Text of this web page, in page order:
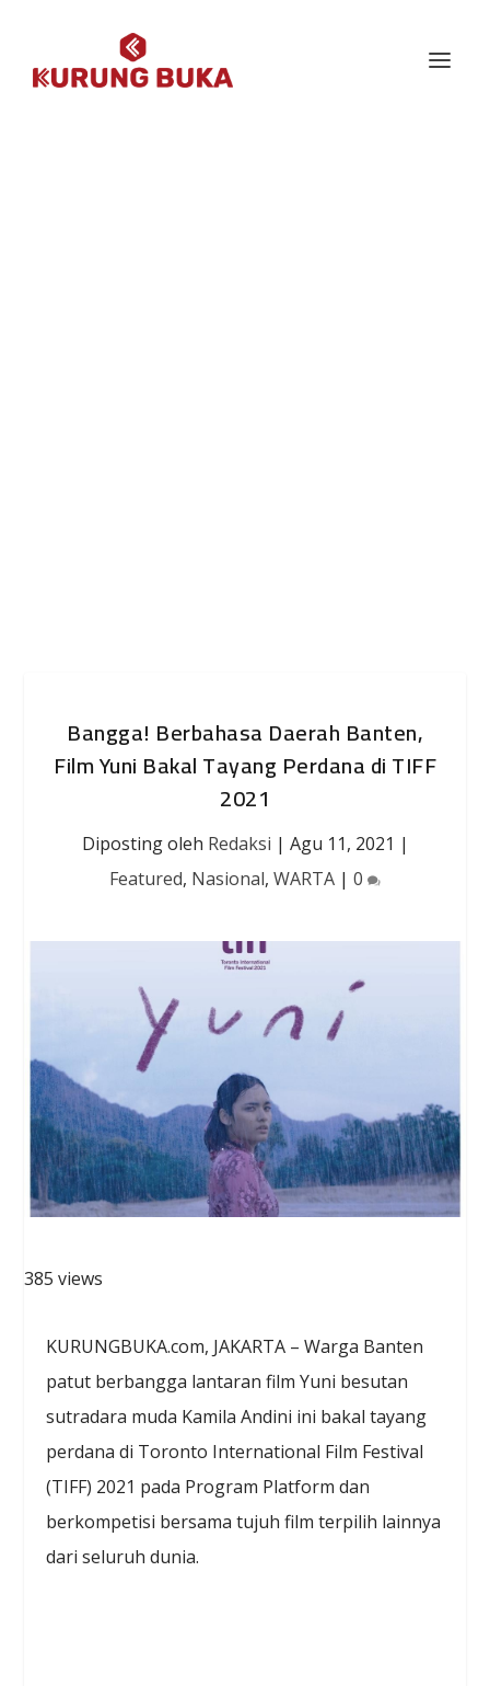
Bangga! Berbahasa Daerah Banten,
Film Yuni Bakal Tayang Perdana di TIFF
2021
Diposting oleh Redaksi | Agu 11, 2021 |
Featured, Nasional, WARTA | 0
385 views
KURUNGBUKA.com, JAKARTA – Warga Banten
patut berbangga lantaran film Yuni besutan
sutradara muda Kamila Andini ini bakal tayang
perdana di Toronto International Film Festival
(TIFF) 2021 pada Program Platform dan
berkompetisi bersama tujuh film terpilih lainnya
dari seluruh dunia.